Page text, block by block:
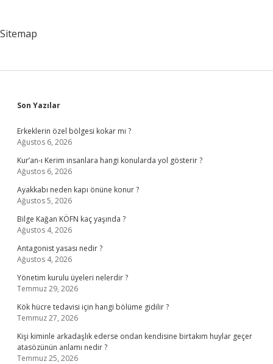
Sitemap
Sidebar
Son Yazılar
Erkeklerin özel bölgesi kokar mı ?
Ağustos 6, 2026
Kur’an-ı Kerim insanlara hangi konularda yol gösterir ?
Ağustos 6, 2026
Ayakkabı neden kapı önüne konur ?
Ağustos 5, 2026
Bilge Kağan KÖFN kaç yaşında ?
Ağustos 4, 2026
Antagonist yasası nedir ?
Ağustos 4, 2026
Yönetim kurulu üyeleri nelerdir ?
Temmuz 29, 2026
Kök hücre tedavisi için hangi bölüme gidilir ?
Temmuz 27, 2026
Kişi kiminle arkadaşlık ederse ondan kendisine birtakım huylar geçer
atasözünün anlamı nedir ?
Temmuz 25, 2026